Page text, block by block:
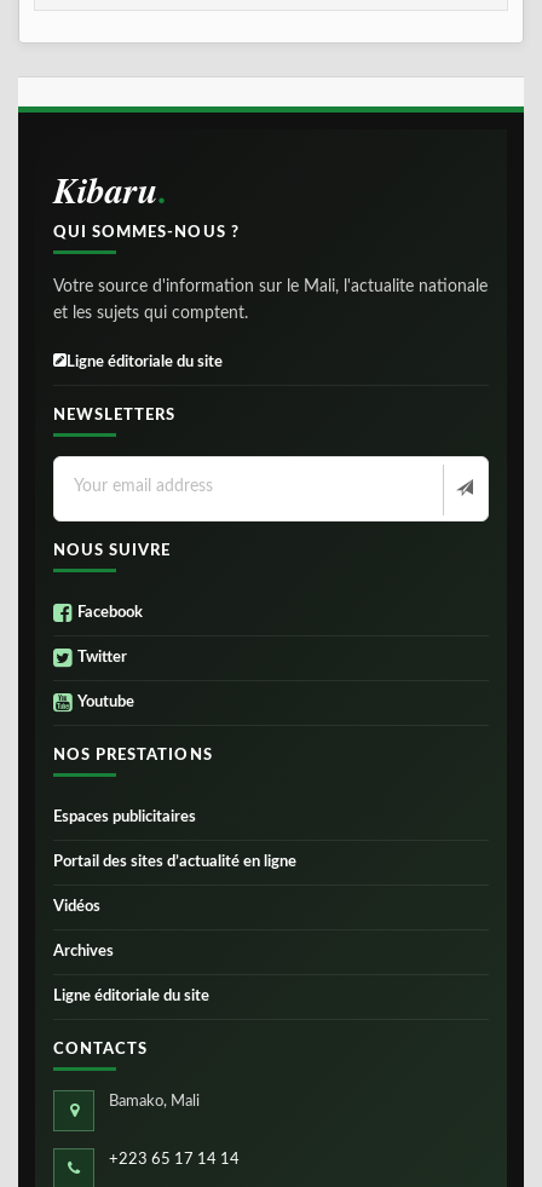
Kibaru
QUI SOMMES-NOUS ?
Votre source d'information sur le Mali, l'actualite nationale
et les sujets qui comptent.
Ligne éditoriale du site
NEWSLETTERS
NOUS SUIVRE
Facebook
Twitter
Youtube
NOS PRESTATIONS
Espaces publicitaires
Portail des sites d’actualité en ligne
Vidéos
Archives
Ligne éditoriale du site
CONTACTS
Bamako, Mali
+223 65 17 14 14